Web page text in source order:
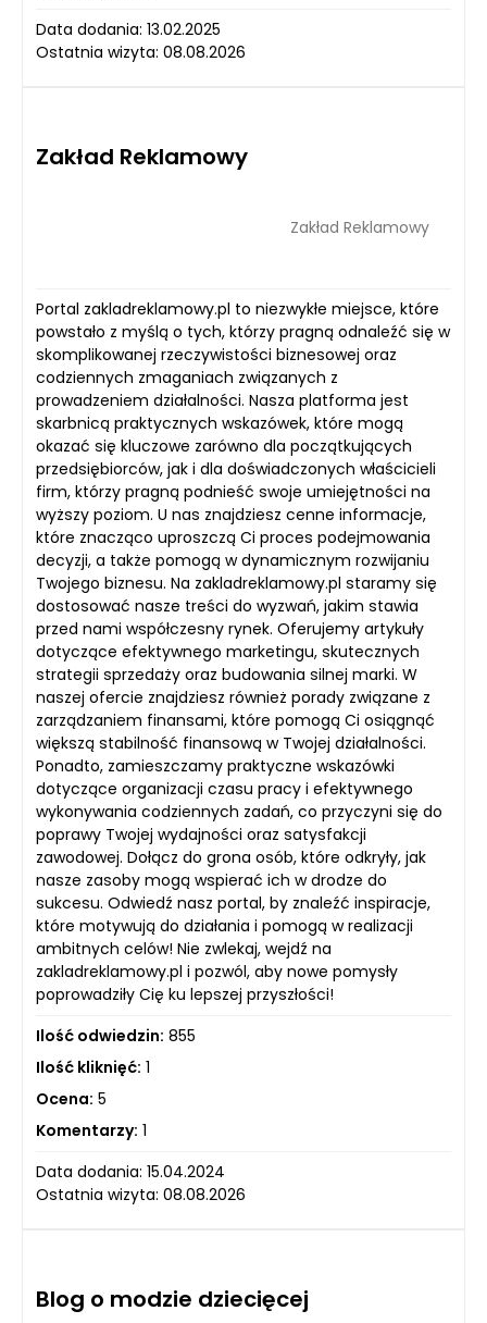
Data dodania: 13.02.2025
Ostatnia wizyta: 08.08.2026
Zakład Reklamowy
Zakład Reklamowy
Portal zakladreklamowy.pl to niezwykłe miejsce, które
powstało z myślą o tych, którzy pragną odnaleźć się w
skomplikowanej rzeczywistości biznesowej oraz
codziennych zmaganiach związanych z
prowadzeniem działalności. Nasza platforma jest
skarbnicą praktycznych wskazówek, które mogą
okazać się kluczowe zarówno dla początkujących
przedsiębiorców, jak i dla doświadczonych właścicieli
firm, którzy pragną podnieść swoje umiejętności na
wyższy poziom. U nas znajdziesz cenne informacje,
które znacząco uproszczą Ci proces podejmowania
decyzji, a także pomogą w dynamicznym rozwijaniu
Twojego biznesu. Na zakladreklamowy.pl staramy się
dostosować nasze treści do wyzwań, jakim stawia
przed nami współczesny rynek. Oferujemy artykuły
dotyczące efektywnego marketingu, skutecznych
strategii sprzedaży oraz budowania silnej marki. W
naszej ofercie znajdziesz również porady związane z
zarządzaniem finansami, które pomogą Ci osiągnąć
większą stabilność finansową w Twojej działalności.
Ponadto, zamieszczamy praktyczne wskazówki
dotyczące organizacji czasu pracy i efektywnego
wykonywania codziennych zadań, co przyczyni się do
poprawy Twojej wydajności oraz satysfakcji
zawodowej. Dołącz do grona osób, które odkryły, jak
nasze zasoby mogą wspierać ich w drodze do
sukcesu. Odwiedź nasz portal, by znaleźć inspiracje,
które motywują do działania i pomogą w realizacji
ambitnych celów! Nie zwlekaj, wejdź na
zakladreklamowy.pl i pozwól, aby nowe pomysły
poprowadziły Cię ku lepszej przyszłości!
Ilość odwiedzin: 855
Ilość kliknięć: 1
Ocena: 5
Komentarzy: 1
Data dodania: 15.04.2024
Ostatnia wizyta: 08.08.2026
Blog o modzie dziecięcej